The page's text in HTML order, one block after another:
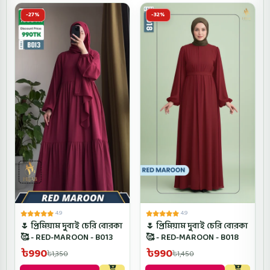
-27%
4.9
🌷 প্রিমিয়াম দুবাই চেরি বোরকা
🥰 - RED-MAROON - B013
৳990৳1,350
-32%
4.9
🌷 প্রিমিয়াম দুবাই চেরি বোরকা
🥰 - RED-MAROON - B018
৳990৳1,450